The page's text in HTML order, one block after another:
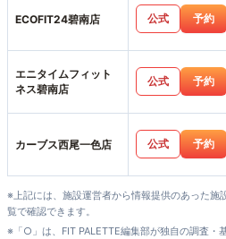
ECOFIT24碧南店 公式 予約
エニタイムフィット
ネス碧南店
公式 予約
カーブス西尾一色店 公式 予約
※上記には、施設運営者から情報提供のあった施
覧で確認できます。
※「○」は、FIT PALETTE編集部が独自の調査・